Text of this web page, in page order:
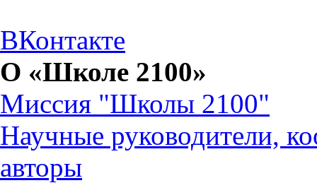
ВКонтакте
О «Школе 2100»
Миссия "Школы 2100"
Научные руководители,
авторы